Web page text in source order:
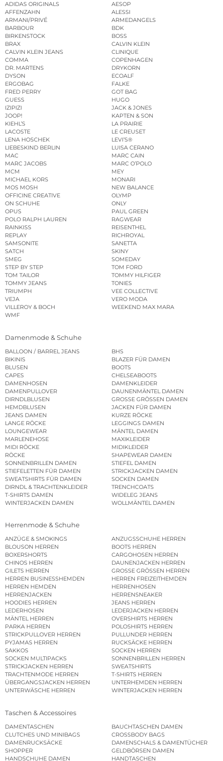
ADIDAS ORIGINALS
AESOP
AFFENZAHN
ALESSI
ARMANI/PRIVÉ
ARMEDANGELS
BARBOUR
BDK
BIRKENSTOCK
BOSS
BRAX
CALVIN KLEIN
CALVIN KLEIN JEANS
CLINIQUE
COMMA
COPENHAGEN
DR. MARTENS
DRYKORN
DYSON
ECOALF
ERGOBAG
FALKE
FRED PERRY
GOT BAG
GUESS
HUGO
IZIPIZI
JACK & JONES
JOOP!
KAPTEN & SON
KIEHL’S
LA PRAIRIE
LACOSTE
LE CREUSET
LENA HOSCHEK
LEVI’S®
LIEBESKIND BERLIN
LUISA CERANO
MAC
MARC CAIN
MARC JACOBS
MARC O’POLO
MCM
MEY
MICHAEL KORS
MONARI
MOS MOSH
NEW BALANCE
OFFICINE CREATIVE
OLYMP
ON SCHUHE
ONLY
OPUS
PAUL GREEN
POLO RALPH LAUREN
RAGWEAR
RAINKISS
REISENTHEL
REPLAY
RICHROYAL
SAMSONITE
SANETTA
SATCH
SKINY
SMEG
SOMEDAY
STEP BY STEP
TOM FORD
TOM TAILOR
TOMMY HILFIGER
TOMMY JEANS
TONIES
TRIUMPH
VEE COLLECTIVE
VEJA
VERO MODA
VILLEROY & BOCH
WEEKEND MAX MARA
WMF
Damenmode & Schuhe
BALLOON / BARREL JEANS
BHS
BIKINIS
BLAZER FÜR DAMEN
BLUSEN
BOOTS
CAPES
CHELSEABOOTS
DAMENHOSEN
DAMENKLEIDER
DAMENPULLOVER
DAUNENMÄNTEL DAMEN
DIRNDLBLUSEN
GROSSE GRÖSSEN DAMEN
HEMDBLUSEN
JACKEN FÜR DAMEN
JEANS DAMEN
KURZE RÖCKE
LANGE RÖCKE
LEGGINGS DAMEN
LOUNGEWEAR
MÄNTEL DAMEN
MARLENEHOSE
MAXIKLEIDER
MIDI RÖCKE
MIDIKLEIDER
RÖCKE
SHAPEWEAR DAMEN
SONNENBRILLEN DAMEN
STIEFEL DAMEN
STIEFELETTEN FÜR DAMEN
STRICKJACKEN DAMEN
SWEATSHIRTS FÜR DAMEN
SOCKEN DAMEN
DIRNDL & TRACHTENKLEIDER
TRENCHCOATS
T-SHIRTS DAMEN
WIDELEG JEANS
WINTERJACKEN DAMEN
WOLLMÄNTEL DAMEN
Herrenmode & Schuhe
ANZÜGE & SMOKINGS
ANZUGSSCHUHE HERREN
BLOUSON HERREN
BOOTS HERREN
BOXERSHORTS
CARGOHOSEN HERREN
CHINOS HERREN
DAUNENJACKEN HERREN
GILETS HERREN
GROSSE GRÖSSEN HERREN
HERREN BUSINESSHEMDEN
HERREN FREIZEITHEMDEN
HERREN HEMDEN
HERRENHOSEN
HERRENJACKEN
HERRENSNEAKER
HOODIES HERREN
JEANS HERREN
LEDERHOSEN
LEDERJACKEN HERREN
MÄNTEL HERREN
OVERSHIRTS HERREN
PARKA HERREN
POLOSHIRTS HERREN
STRICKPULLOVER HERREN
PULLUNDER HERREN
PYJAMAS HERREN
RUCKSÄCKE HERREN
SAKKOS
SOCKEN HERREN
SOCKEN MULTIPACKS
SONNENBRILLEN HERREN
STRICKJACKEN HERREN
SWEATSHIRTS
TRACHTENMODE HERREN
T-SHIRTS HERREN
ÜBERGANGSJACKEN HERREN
UNTERHEMDEN HERREN
UNTERWÄSCHE HERREN
WINTERJACKEN HERREN
Taschen & Accessoires
DAMENTASCHEN
BAUCHTASCHEN DAMEN
CLUTCHES UND MINIBAGS
CROSSBODY BAGS
DAMENRUCKSÄCKE
DAMENSCHALS & DAMENTÜCHER
SHOPPER
GELDBÖRSEN DAMEN
HANDSCHUHE DAMEN
HANDTASCHEN